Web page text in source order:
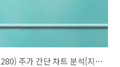
주소남의 녹십자엠에스(142280) 주가 간단 차트 분석[지카바이러스 관련주]